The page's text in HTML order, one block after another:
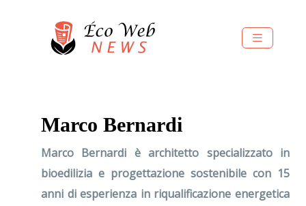
Marco Bernardi
Marco Bernardi è architetto specializzato in
bioedilizia e progettazione sostenibile con 15
anni di esperienza in riqualificazione energetica